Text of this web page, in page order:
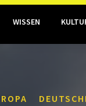
WISSEN